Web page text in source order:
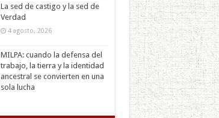
La sed de castigo y la sed de
Verdad
4 agosto, 2026
MILPA: cuando la defensa del
trabajo, la tierra y la identidad
ancestral se convierten en una
sola lucha